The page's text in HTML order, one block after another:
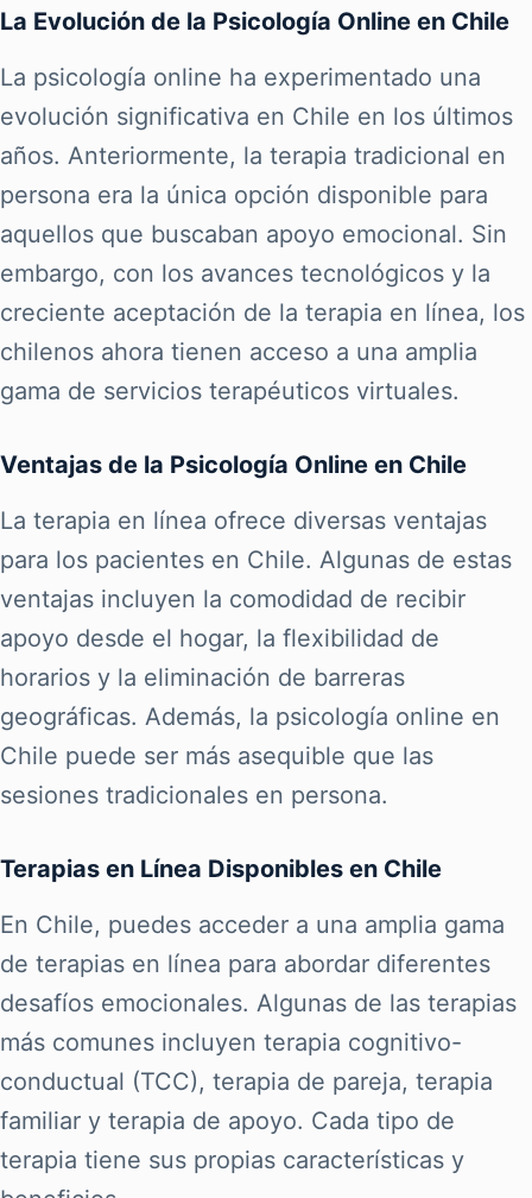
La Evolución de la Psicología Online en Chile
La psicología online ha experimentado una
evolución significativa en Chile en los últimos
años. Anteriormente, la terapia tradicional en
persona era la única opción disponible para
aquellos que buscaban apoyo emocional. Sin
embargo, con los avances tecnológicos y la
creciente aceptación de la terapia en línea, los
chilenos ahora tienen acceso a una amplia
gama de servicios terapéuticos virtuales.
Ventajas de la Psicología Online en Chile
La terapia en línea ofrece diversas ventajas
para los pacientes en Chile. Algunas de estas
ventajas incluyen la comodidad de recibir
apoyo desde el hogar, la flexibilidad de
horarios y la eliminación de barreras
geográficas. Además, la psicología online en
Chile puede ser más asequible que las
sesiones tradicionales en persona.
Terapias en Línea Disponibles en Chile
En Chile, puedes acceder a una amplia gama
de terapias en línea para abordar diferentes
desafíos emocionales. Algunas de las terapias
más comunes incluyen terapia cognitivo-
conductual (TCC), terapia de pareja, terapia
familiar y terapia de apoyo. Cada tipo de
terapia tiene sus propias características y